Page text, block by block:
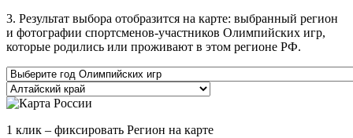
3. Результат выбора отобразится на карте: выбранный регион
и фотографии спортсменов-участников Олимпийских игр,
которые родились или проживают в этом регионе РФ.
1 клик – фиксировать Регион на карте